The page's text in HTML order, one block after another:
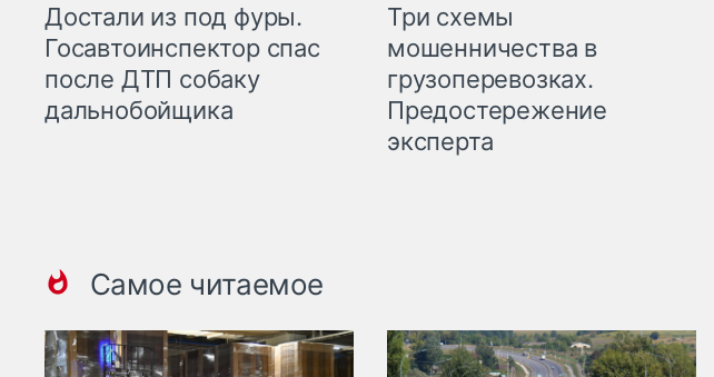
Достали из под фуры.
Госавтоинспектор спас
после ДТП собаку
дальнобойщика
Три схемы
мошенничества в
грузоперевозках.
Предостережение
эксперта
Самое читаемое